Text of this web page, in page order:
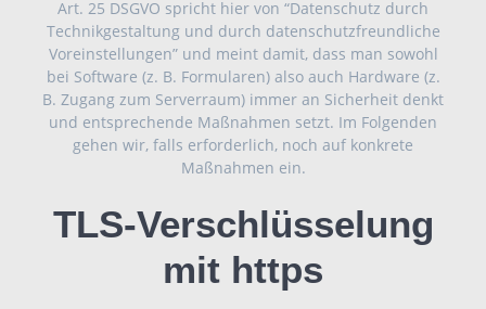
Art. 25 DSGVO spricht hier von “Datenschutz durch
Technikgestaltung und durch datenschutzfreundliche
Voreinstellungen” und meint damit, dass man sowohl
bei Software (z. B. Formularen) also auch Hardware (z.
B. Zugang zum Serverraum) immer an Sicherheit denkt
und entsprechende Maßnahmen setzt. Im Folgenden
gehen wir, falls erforderlich, noch auf konkrete
Maßnahmen ein.
TLS-Verschlüsselung
mit https